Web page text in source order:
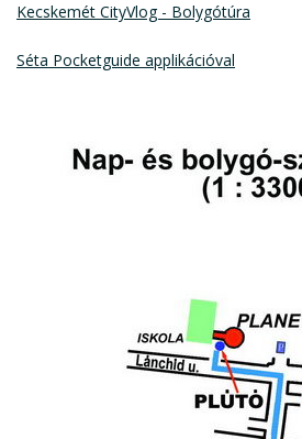
Kecskemét CityVlog - Bolygótúra
Séta Pocketguide applikációval